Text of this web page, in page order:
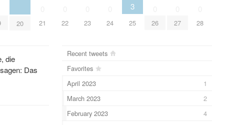
20 21 22 23 24
3
25 26 27 28
die
Das
Recent tweets
Favorites
April 2023
1
March 2023
2
February 2023
4